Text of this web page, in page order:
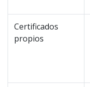
Certificados
propios